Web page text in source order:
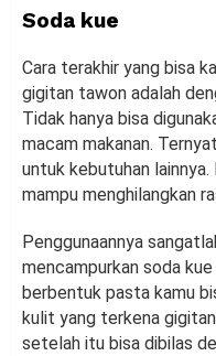
Soda kue
Cara terakhir yang bisa
gigitan tawon adalah
Tidak hanya bisa
macam makanan.
untuk kebutuhan
mampu menghilangkan
Penggunaannya
mencampurkan soda
berbentuk pasta kamu
kulit yang terkena
setelah itu bisa dibilas